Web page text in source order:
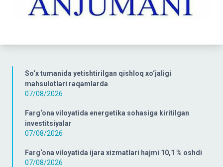
So‘x tumanida yetishtirilgan qishloq xo‘jaligi
mahsulotlari raqamlarda
07/08/2026
Farg‘ona viloyatida energetika sohasiga kiritilgan
investitsiyalar
07/08/2026
Farg‘ona viloyatida ijara xizmatlari hajmi 10,1 % oshdi
07/08/2026